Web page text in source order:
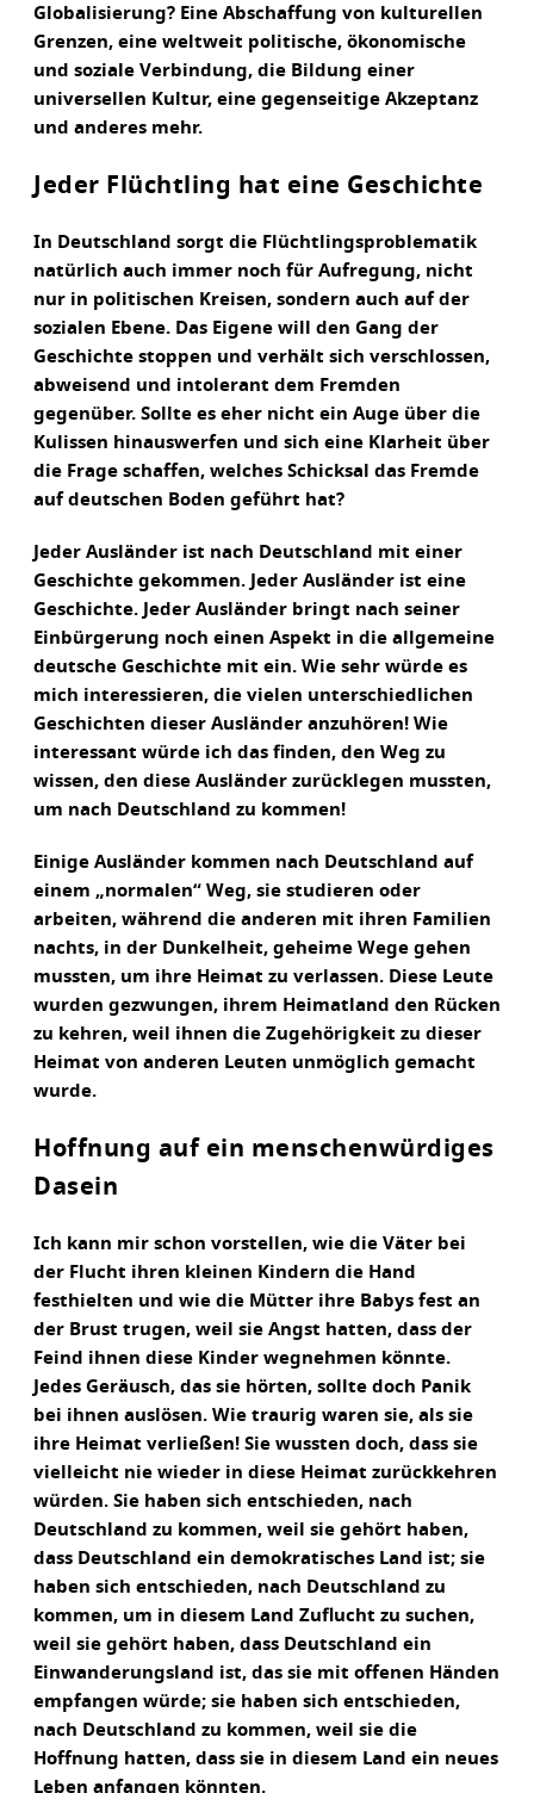
Globalisierung? Eine Abschaffung von kulturellen
Grenzen, eine weltweit politische, ökonomische
und soziale Verbindung, die Bildung einer
universellen Kultur, eine gegenseitige Akzeptanz
und anderes mehr.
Jeder Flüchtling hat eine Geschichte
In Deutschland sorgt die Flüchtlingsproblematik
natürlich auch immer noch für Aufregung, nicht
nur in politischen Kreisen, sondern auch auf der
sozialen Ebene. Das Eigene will den Gang der
Geschichte stoppen und verhält sich verschlossen,
abweisend und intolerant dem Fremden
gegenüber. Sollte es eher nicht ein Auge über die
Kulissen hinauswerfen und sich eine Klarheit über
die Frage schaffen, welches Schicksal das Fremde
auf deutschen Boden geführt hat?
Jeder Ausländer ist nach Deutschland mit einer
Geschichte gekommen. Jeder Ausländer ist eine
Geschichte. Jeder Ausländer bringt nach seiner
Einbürgerung noch einen Aspekt in die allgemeine
deutsche Geschichte mit ein. Wie sehr würde es
mich interessieren, die vielen unterschiedlichen
Geschichten dieser Ausländer anzuhören! Wie
interessant würde ich das finden, den Weg zu
wissen, den diese Ausländer zurücklegen mussten,
um nach Deutschland zu kommen!
Einige Ausländer kommen nach Deutschland auf
einem „normalen“ Weg, sie studieren oder
arbeiten, während die anderen mit ihren Familien
nachts, in der Dunkelheit, geheime Wege gehen
mussten, um ihre Heimat zu verlassen. Diese Leute
wurden gezwungen, ihrem Heimatland den Rücken
zu kehren, weil ihnen die Zugehörigkeit zu dieser
Heimat von anderen Leuten unmöglich gemacht
wurde.
Hoffnung auf ein menschenwürdiges
Dasein
Ich kann mir schon vorstellen, wie die Väter bei
der Flucht ihren kleinen Kindern die Hand
festhielten und wie die Mütter ihre Babys fest an
der Brust trugen, weil sie Angst hatten, dass der
Feind ihnen diese Kinder wegnehmen könnte.
Jedes Geräusch, das sie hörten, sollte doch Panik
bei ihnen auslösen. Wie traurig waren sie, als sie
ihre Heimat verließen! Sie wussten doch, dass sie
vielleicht nie wieder in diese Heimat zurückkehren
würden. Sie haben sich entschieden, nach
Deutschland zu kommen, weil sie gehört haben,
dass Deutschland ein demokratisches Land ist; sie
haben sich entschieden, nach Deutschland zu
kommen, um in diesem Land Zuflucht zu suchen,
weil sie gehört haben, dass Deutschland ein
Einwanderungsland ist, das sie mit offenen Händen
empfangen würde; sie haben sich entschieden,
nach Deutschland zu kommen, weil sie die
Hoffnung hatten, dass sie in diesem Land ein neues
Leben anfangen könnten.